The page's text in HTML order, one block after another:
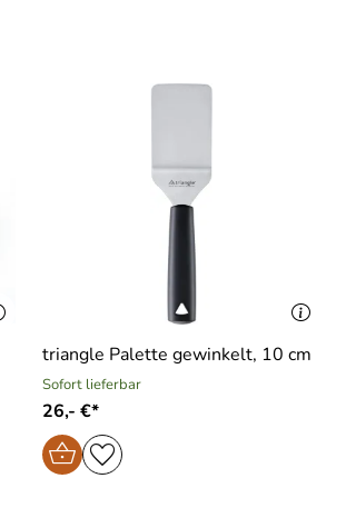
triangle Palette gewinkelt, 10 cm
Sofort lieferbar
26,- €*